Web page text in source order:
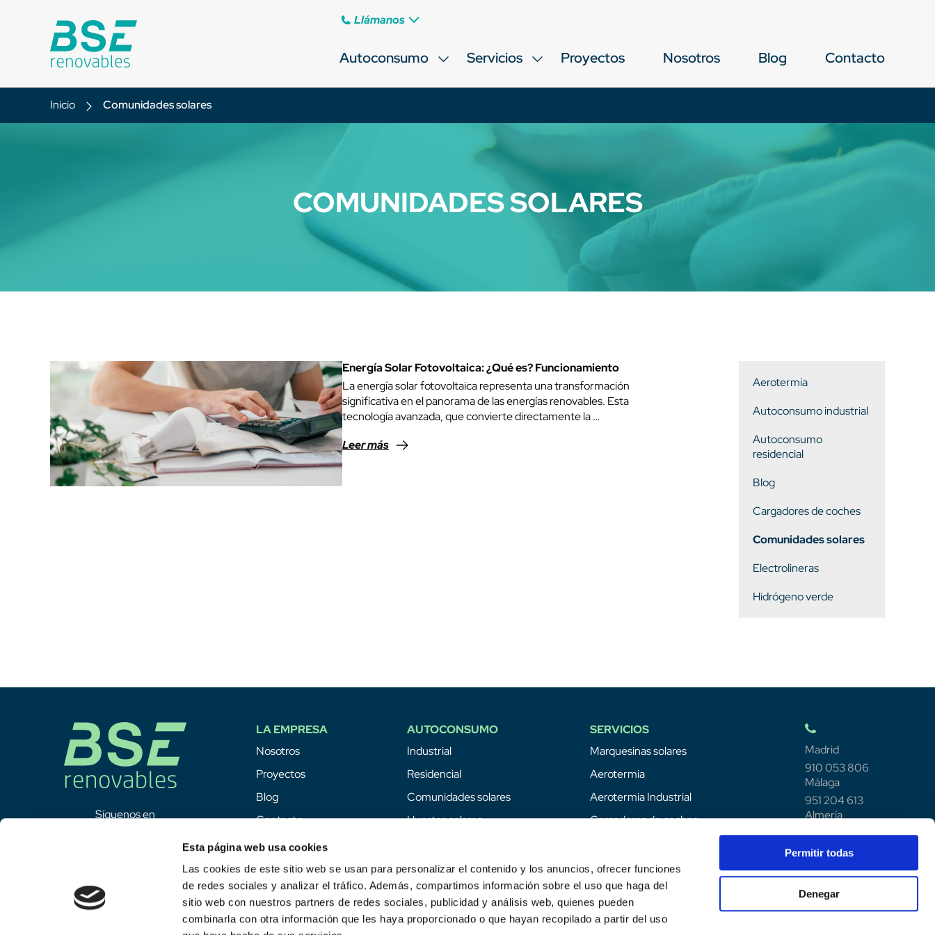
Esta página web usa cookies
Las cookies de este sitio web se usan para personalizar el contenido y los anuncios, ofrecer funciones
de redes sociales y analizar el tráfico. Además, compartimos información sobre el uso que haga del
sitio web con nuestros partners de redes sociales, publicidad y análisis web, quienes pueden
combinarla con otra información que les haya proporcionado o que hayan recopilado a partir del uso
Permitir todas
Denegar
Llámanos
Autoconsumo Servicios Proyectos Nosotros Blog Contacto
Inicio Comunidades solares
COMUNIDADES SOLARES
Energía Solar Fotovoltaica: ¿Qué es? Funcionamiento
La energía solar fotovoltaica representa una transformación
significativa en el panorama de las energías renovables. Esta
tecnología avanzada, que convierte directamente la …
Leer más
Aerotermia
Autoconsumo industrial
Autoconsumo
residencial
Blog
Cargadores de coches
Comunidades solares
Electrolineras
Hidrógeno verde
Síguenos en
LA EMPRESA
Nosotros
Proyectos
Blog
Contacto
AUTOCONSUMO
Industrial
Residencial
Comunidades solares
Huertos solares
SERVICIOS
Marquesinas solares
Aerotermia
Aerotermia Industrial
Cargadores de coches
Geotermia
Hidrógeno verde
Mantenimiento
Madrid
910 053 806
Málaga
951 204 613
Almería
950 930 598